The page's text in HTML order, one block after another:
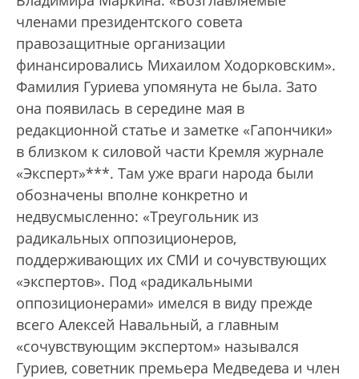
членами президентского совета
правозащитные организации
финансировались Михаилом Ходорковским».
Фамилия Гуриева упомянута не была. Зато
она появилась в середине мая в
редакционной статье и заметке «Гапончики»
в близком к силовой части Кремля журнале
«Эксперт»***. Там уже враги народа были
обозначены вполне конкретно и
недвусмысленно: «Треугольник из
радикальных оппозиционеров,
поддерживающих их СМИ и сочувствующих
«экспертов». Под «радикальными
оппозиционерами» имелся в виду прежде
всего Алексей Навальный, а главным
«сочувствующим экспертом» назывался
Гуриев, советник премьера Медведева и член